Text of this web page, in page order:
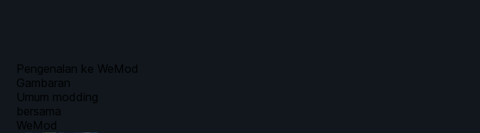
Pengenalan ke WeMod
Gambaran
Umum modding
bersama
WeMod